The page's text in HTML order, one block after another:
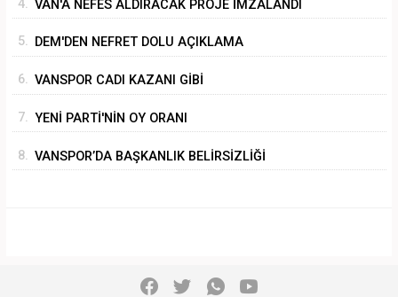
4. VAN'A NEFES ALDIRACAK PROJE İMZALANDI
5. DEM'DEN NEFRET DOLU AÇIKLAMA
6. VANSPOR CADI KAZANI GİBİ
7. YENİ PARTİ'NİN OY ORANI
8. VANSPOR’DA BAŞKANLIK BELİRSİZLİĞİ